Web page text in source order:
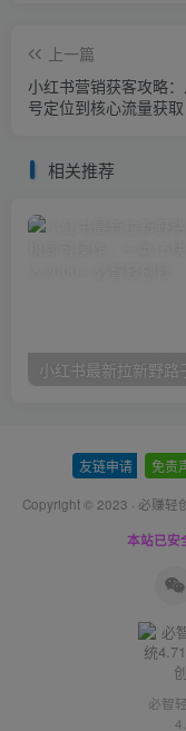
上一篇
小红书营销获客攻略
号定位到核心流量获
相关推荐
友链申请 免责
Copyright © 2023 · 必赚轻
本站已安
必智